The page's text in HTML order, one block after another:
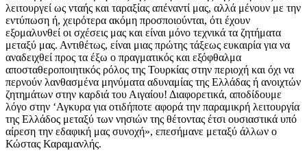
λειτουργεί ως νταής και ταραξίας απέναντί μας, αλλά μένουν με την
εντύπωση ή, χειρότερα ακόμη προσποιούνται, ότι έχουν
εξομαλυνθεί οι σχέσεις μας και είναι μόνο τεχνικά τα ζητήματα
μεταξύ μας. Αντιθέτως, είναι μιας πρώτης τάξεως ευκαιρία για να
αναδειχθεί προς τα έξω ο πραγματικός και εξόφθαλμα
αποσταθεροποιητικός ρόλος της Τουρκίας στην περιοχή και όχι να
περνούν λανθασμένα μηνύματα αδυναμίας της Ελλάδας ή ανοιχτών
ζητημάτων στην καρδιά του Αιγαίου! Διαφορετικά, αποδίδουμε
λόγο στην ‘Αγκυρα για οτιδήποτε αφορά την παραμικρή λειτουργία
της Ελλάδος μεταξύ των νησιών της θέτοντας έτσι ουσιαστικά υπό
αίρεση την εδαφική μας συνοχή», επεσήμανε μεταξύ άλλων ο
Κώστας Καραμανλής.